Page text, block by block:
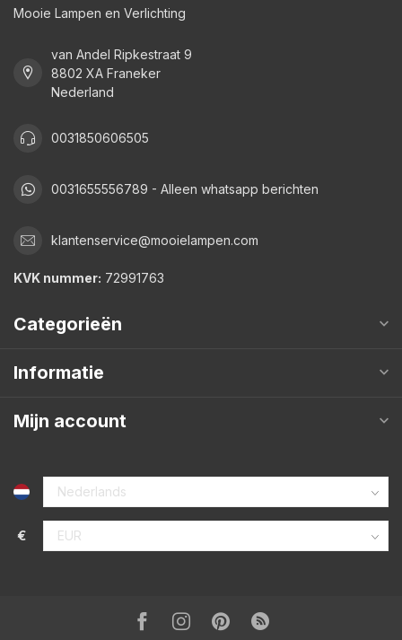
Mooie Lampen en Verlichting
van Andel Ripkestraat 9
8802 XA Franeker
Nederland
0031850606505
0031655556789 - Alleen whatsapp berichten
klantenservice@mooielampen.com
KVK nummer: 72991763
Categorieën
Informatie
Mijn account
€